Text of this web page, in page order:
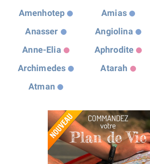
Amenhotep
Amias
Anasser
Angiolina
Anne-Elia
Aphrodite
Archimedes
Atarah
Atman